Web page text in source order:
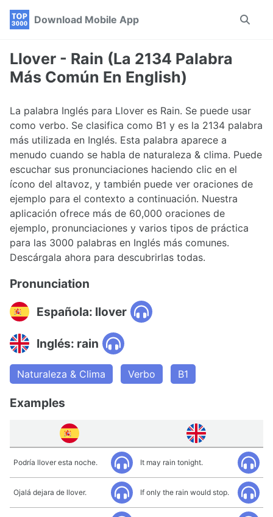
Skip
navigation
Skip
Skip
Download Mobile App
Toggle
Llover - Rain (La 2134 Palabra
Más Común En English)
La palabra Inglés para Llover es Rain. Se puede usar
como verbo. Se clasifica como B1 y es la 2134 palabra
más utilizada en Inglés. Esta palabra aparece a
menudo cuando se habla de naturaleza & clima. Puede
escuchar sus pronunciaciones haciendo clic en el
ícono del altavoz, y también puede ver oraciones de
ejemplo para el contexto a continuación. Nuestra
aplicación ofrece más de 60,000 oraciones de
ejemplo, pronunciaciones y varios tipos de práctica
para las 3000 palabras en Inglés más comunes.
Descárgala ahora para descubrirlas todas.
Pronunciation
Española: llover
Inglés: rain
Naturaleza & Clima Verbo B1
Examples
Podría llover esta noche. It may rain tonight.
Ojalá dejara de llover. If only the rain would stop.